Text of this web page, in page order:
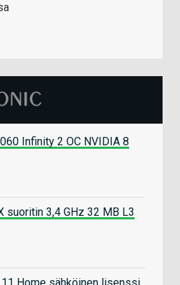
Infinity 2 OC NVIDIA 8
suoritin 3,4 GHz 32 MB L3